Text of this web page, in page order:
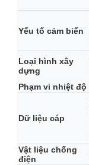
Yếu tố cảm biến
Loại hình xây
dựng
Phạm vi nhiệt độ
Dữ liệu cáp
Vật liệu chống
điện